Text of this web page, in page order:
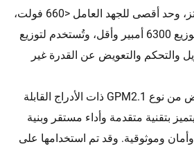
متناوب بتردد 50/60 هرتز، وحد أقصى للجهد العامل <660 فولت،
والتيار المقنن لأنظمة التوزيع 6300 أمبير وأقل، وتُستخدم لتوزيع
والتحكم والتعويض عن القدرة غير
إن معدات الجهد المنخفض من نوع GPM2.1 ذات الأدراج القابلة
بتقنية متقدمة وأداء مستقر وبنية
وموثوقية. وقد تم استخدامها على